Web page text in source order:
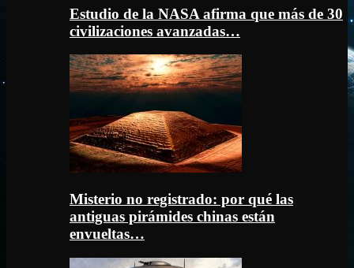
Estudio de la NASA afirma que más de 30
civilizaciones avanzadas…
Misterio no registrado: por qué las
antiguas pirámides chinas están
envueltas…